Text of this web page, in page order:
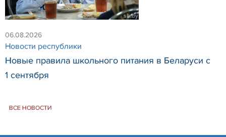
06.08.2026
Новости республики
Новые правила школьного питания в Беларуси с
1 сентября
ВСЕ НОВОСТИ